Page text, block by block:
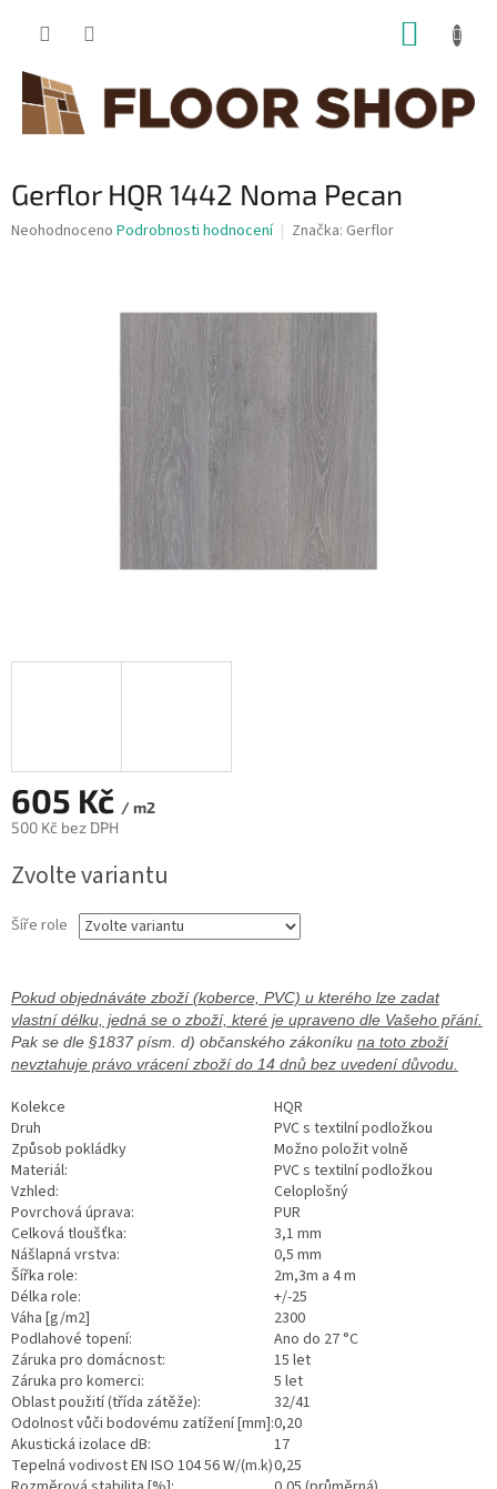
Gerflor HQR 1442 Noma Pecan
Průměrné
Neohodnoceno Podrobnosti hodnocení Značka: Gerflor
605 Kč / m2
500 Kč bez DPH
cena:
Zvolte variantu
Šíře role
Pokud objednáváte zboží (koberce, PVC) u kterého lze zadat
vlastní délku, jedná se o zboží, které je upraveno dle Vašeho přání.
Pak se dle §1837 písm. d) občanského zákoníku na toto zboží
nevztahuje právo vrácení zboží do 14 dnů bez uvedení důvodu.
Kolekce
HQR
Druh
PVC s textilní podložkou
Způsob pokládky
Možno položit volně
Materiál:
PVC s textilní podložkou
Vzhled:
Celoplošný
Povrchová úprava:
PUR
Celková tloušťka:
3,1 mm
Nášlapná vrstva:
0,5 mm
Šířka role:
2m,3m a 4 m
Délka role:
+/-25
Váha [g/m2]
2300
Podlahové topení:
Ano do 27 °C
Záruka pro domácnost:
15 let
Záruka pro komerci:
5 let
Oblast použití (třída zátěže):
32/41
Odolnost vůči bodovému zatížení [mm]:0,20
Akustická izolace dB:
17
Tepelná vodivost EN ISO 104 56 W/(m.k)0,25